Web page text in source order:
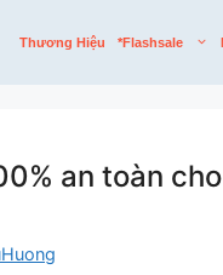
Thương Hiệu *flashsale
an toàn